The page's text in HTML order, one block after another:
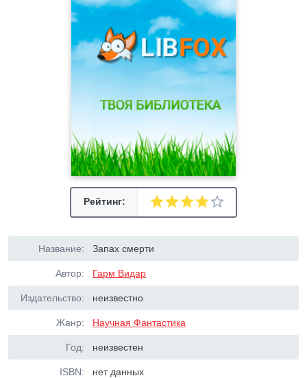
Рейтинг:
Название: Запах смерти
Автор: Гарм Видар
Издательство: неизвестно
Жанр: Научная Фантастика
Год: неизвестен
ISBN: нет данных